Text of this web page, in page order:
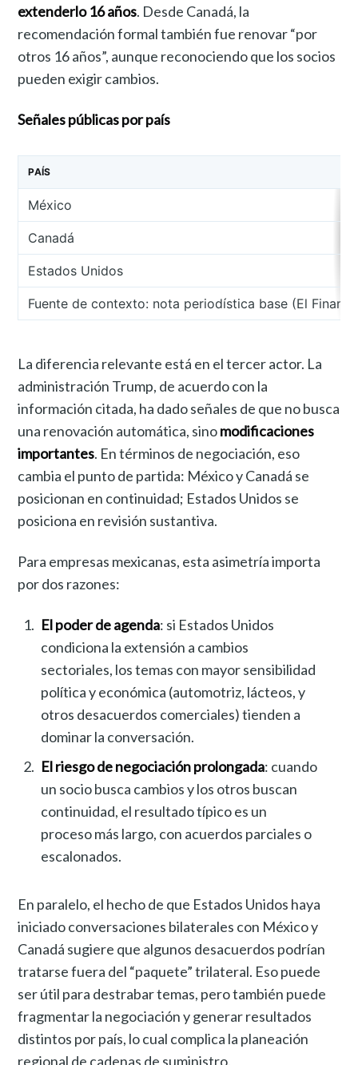
extenderlo 16 años. Desde Canadá, la
recomendación formal también fue renovar “por
otros 16 años”, aunque reconociendo que los socios
pueden exigir cambios.
Señales públicas por país
PAÍS
México
Canadá
Estados Unidos
Fuente de contexto: nota periodística base (El
La diferencia relevante está en el tercer actor. La
administración Trump, de acuerdo con la
información citada, ha dado señales de que no busca
una renovación automática, sinomodificaciones
importantes. En términos de negociación, eso
cambia el punto de partida: México y Canadá se
posicionan en continuidad; Estados Unidos se
posiciona en revisión sustantiva.
Para empresas mexicanas, esta asimetría importa
por dos razones:
El poder de agenda: si Estados Unidos
condiciona la extensión a cambios
sectoriales, los temas con mayor sensibilidad
política y económica (automotriz, lácteos, y
otros desacuerdos comerciales) tienden a
dominar la conversación.
El riesgo de negociación prolongada: cuando
un socio busca cambios y los otros buscan
continuidad, el resultado típico es un
proceso más largo, con acuerdos parciales o
escalonados.
En paralelo, el hecho de que Estados Unidos haya
iniciado conversaciones bilaterales con México y
Canadá sugiere que algunos desacuerdos podrían
tratarse fuera del “paquete” trilateral. Eso puede
ser útil para destrabar temas, pero también puede
fragmentar la negociación y generar resultados
distintos por país, lo cual complica la planeación
regional de cadenas de suministro.